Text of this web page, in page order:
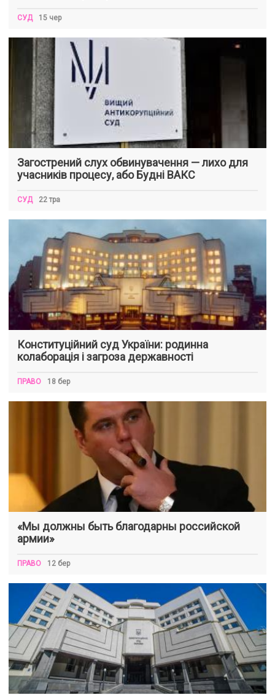
СУД 15 чер
Загострений слух обвинувачення — лихо для
учасників процесу, або Будні ВАКС
СУД 22 тра
Конституційний суд України: родинна
колаборація і загроза державності
ПРАВО 18 бер
«Мы должны быть благодарны российской
армии»
ПРАВО 12 бер